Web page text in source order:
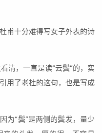
甫十分难得写女子外表的诗
清，一直是读“云鬓”的，实
用了老杜的这句，也是写成
为“鬓”是两侧的鬓发，量少